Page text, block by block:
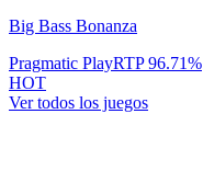
Big Bass Bonanza
Pragmatic PlayRTP96.71%
HOT
Ver todos los juegos